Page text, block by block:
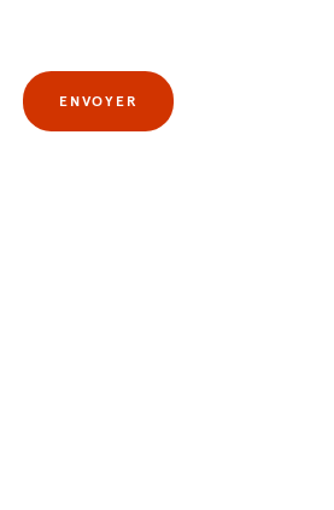
ENVOYER